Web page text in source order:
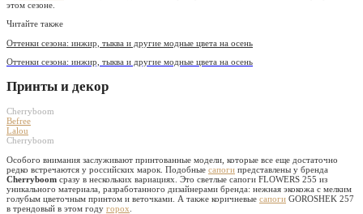
этом сезоне.
Читайте также
Оттенки сезона: инжир, тыква и другие модные цвета на осень
Оттенки сезона: инжир, тыква и другие модные цвета на осень
Принты и декор
Cherryboom
Befree
Lalou
Cherryboom
Особого внимания заслуживают принтованные модели, которые все еще достаточно
редко встречаются у российских марок. Подобные сапоги представлены у бренда
Cherryboom сразу в нескольких вариациях. Это светлые сапоги FLOWERS 255 из
уникального материала, разработанного дизайнерами бренда: нежная экокожа с мелким
голубым цветочным принтом и веточками. А также коричневые сапоги GOROSHEK 257
в трендовый в этом году горох